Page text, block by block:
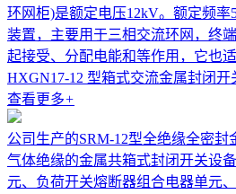
环网柜)是额定电压12kV。额定频率
装置，主要用于三相交流环网，终
起接受、分配电能和等作用，它也
HXGN17-12 型箱式交流金属封闭开
查看更多+
公司生产的SRM-12型全绝缘全密封
气体绝缘的金属共箱式封闭开关设
元、负荷开关熔断器组合电器单元